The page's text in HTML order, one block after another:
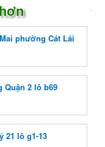
phường Cát Lái
Quận 2 lô b69
21 lô g1-13